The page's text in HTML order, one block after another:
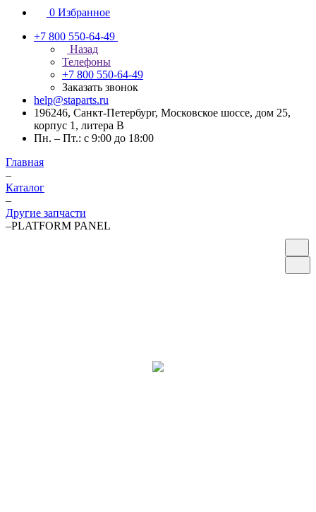
0 Избранное
+7 800 550-64-49
Назад
Телефоны
+7 800 550-64-49
Заказать звонок
help@staparts.ru
196246, Санкт-Петербург, Московское шоссе, дом 25,
корпус 1, литера В
Пн. – Пт.: с 9:00 до 18:00
Главная
–
Каталог
–
Другие запчасти
–PLATFORM PANEL